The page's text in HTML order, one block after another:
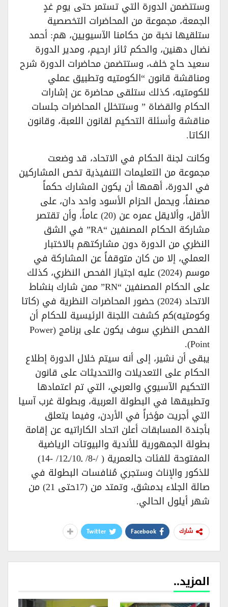
وستتضمن الدورة التي تستمر حتى يوم غدٍ
الجمعة، مجموعة من المحاضرات التخصصية
ستلقيها نخبة من حكامنا الآسيويين، هم: أحمد
نضال دهنين، والحكم ثائر ارحيم، ومدير الدورة
سعيد حاج خلف، وستتضمن محاضرات الدورة شرح
ومناقشة قانون “الكومتيه وتطبيق عملي
للكومتيه، كذلك ستلقى محاضرة عن إشارات
الحكام والقضاة ” وستتخلل المحاضرات جلسات
مناقشة وأسئلة التحكيم لقانون اللعبة، وقانون
الكاتا.
وكانت لجنة الحكام في الاتحاد، قد وضعت
مجموعة من التعليمات التنفيذية تخص المشاركين
في الدورة، أهمها أن يكون المشارك حكماً
مصنفاً، ويحمل الحزام الأسود واحد دان، على
الأقل، وألايقل عمره عن (20) عاماً، وأن تقتصر
مشاركة الحكام المصنفين “RA” في الشق
النظري من الدورة دون مشاركتهم بالاختبار
العملي، إلا من كان متوقفاً عن المشاركة في
موسم (2024) عليه اجتياز الفحص النظري، كذلك
على الحكام المصنفين “RN” ممن شارك بنشاط
الاتحاد (2024) حضور المحاضرات النظرية في (كاتا
وكومتيه)كم كشفت اللجنة الرئيسية للحكام أن
الفحص النظري سوف يكون على برنامج (Power
Point).
يبقى أن نشير، إلى أنه سيتم خلال الدورة إطلاع
الحكام على التعديلات والتحديثات على قانون
التحكيم الآسيوي والعربي، التي تم اعتمادها
وتطبيقها في البطولة العربية، وبطولة غرب آسيا
التي أجريت مؤخراً في الأردن، وفيما يتعلق
بأجندة المسابقات أعلن اتحاد الكاراتيه عن إقامة
بطولة الجمهورية للأندية والبيوتات الرياضية
المفتوحة للفئات جالعمرية ( /-8/ ـ10/ـ12/ -14)
للذكور والإناث وستجري مُنافسات البطولة في
صالة الجلاء بدمشق، وتمتد من (17حتى 21) من
شهر أيلول الحالي.
شارك Facebook
Twitter
المزيد..